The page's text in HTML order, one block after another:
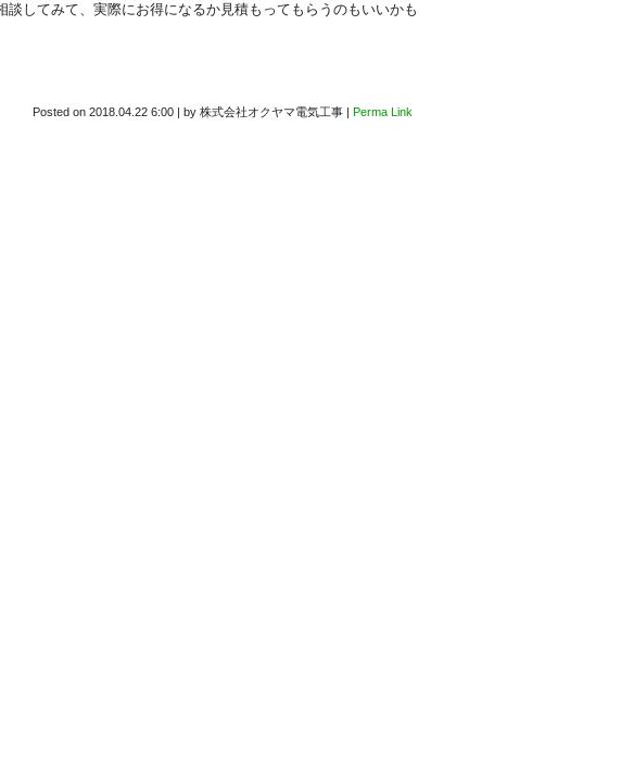
してみて、実際にお得になるか見積もってもらうのもいいかも
Posted on 2018.04.22 6:00 by 株式会社オクヤマ電気工事 Perma Link